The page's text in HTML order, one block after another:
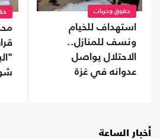
حقوق وحريات
استهداف للخيام
ونسف للمنازل..
الاحتلال يواصل
عدوانه في غزة
أخبار الساعة